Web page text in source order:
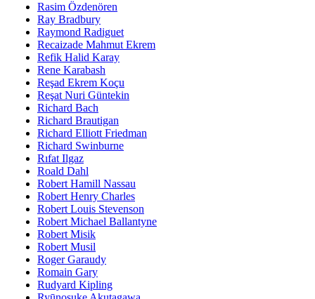
Rasim Özdenören
Ray Bradbury
Raymond Radiguet
Recaizade Mahmut Ekrem
Refik Halid Karay
Rene Karabash
Reşad Ekrem Koçu
Reşat Nuri Güntekin
Richard Bach
Richard Brautigan
Richard Elliott Friedman
Richard Swinburne
Rıfat Ilgaz
Roald Dahl
Robert Hamill Nassau
Robert Henry Charles
Robert Louis Stevenson
Robert Michael Ballantyne
Robert Misik
Robert Musil
Roger Garaudy
Romain Gary
Rudyard Kipling